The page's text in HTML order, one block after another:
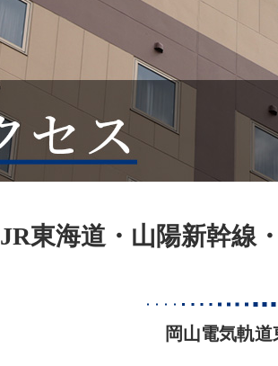
JR東海道・山陽新幹
岡山電気軌